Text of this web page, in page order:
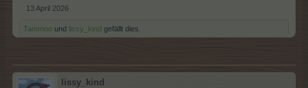
13 April 2026
Tammoo und lissy_kind gefällt dies.
lissy_kind